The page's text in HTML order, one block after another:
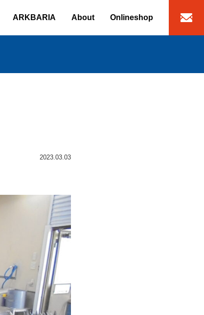
ARKBARIA About Onlineshop
2023.03.03